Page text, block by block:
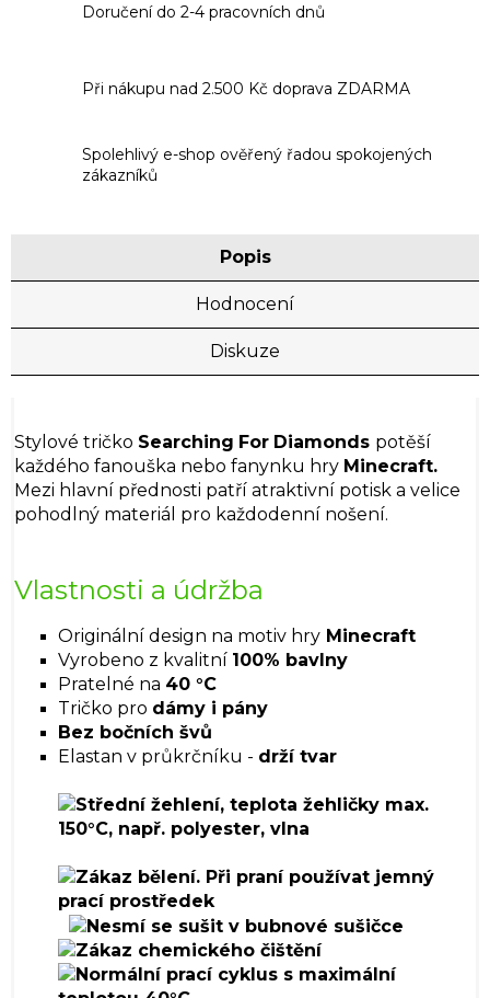
Doručení do 2-4 pracovních dnů
Při nákupu nad 2.500 Kč doprava ZDARMA
Spolehlivý e-shop ověřený řadou spokojených
zákazníků
Popis
Hodnocení
Diskuze
Stylové tričko Searching For Diamonds potěší
každého fanouška nebo fanynku hry Minecraft.
Mezi hlavní přednosti patří atraktivní potisk a velice
pohodlný materiál pro každodenní nošení.
Vlastnosti a údržba
Originální design na motiv hry Minecraft
Vyrobeno z kvalitní 100% bavlny
Pratelné na 40 °C
Tričko pro dámy i pány
Bez bočních švů
Elastan v průkrčníku - drží tvar